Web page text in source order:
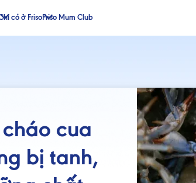
có ở FrisoFriso Mum Club
cua
bị tanh,